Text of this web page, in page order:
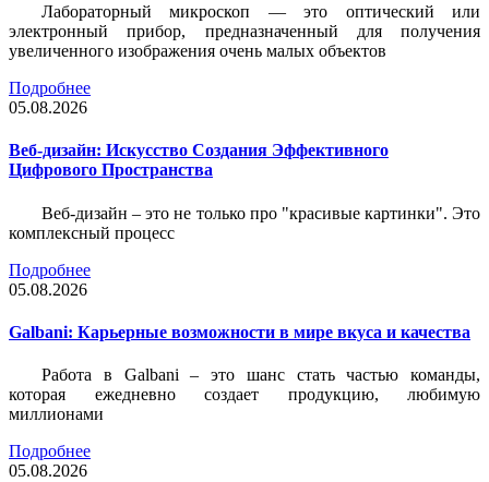
Лабораторный микроскоп — это оптический или
электронный прибор, предназначенный для получения
увеличенного изображения очень малых объектов
Подробнее
05.08.2026
Веб-дизайн: Искусство Создания Эффективного
Цифрового Пространства
Веб-дизайн – это не только про "красивые картинки". Это
комплексный процесс
Подробнее
05.08.2026
Galbani: Карьерные возможности в мире вкуса и качества
Работа в Galbani – это шанс стать частью команды,
которая ежедневно создает продукцию, любимую
миллионами
Подробнее
05.08.2026